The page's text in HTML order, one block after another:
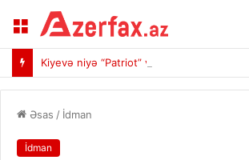
Menu
Əsas / İdman
İdman